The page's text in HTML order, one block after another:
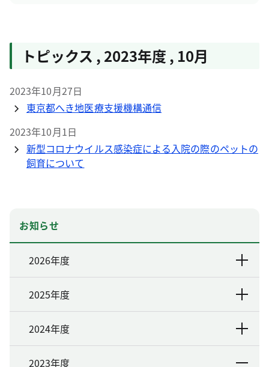
トピックス , 2023年度 , 10月
2023年10月27日
東京都へき地医療支援機構通信
2023年10月1日
新型コロナウイルス感染症による入院の際のペットの
飼育について
お知らせ
2026年度
2025年度
2024年度
2023年度